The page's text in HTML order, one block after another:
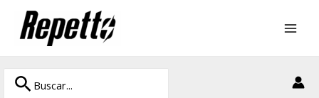
contenido
Buscar
por:
Buscar